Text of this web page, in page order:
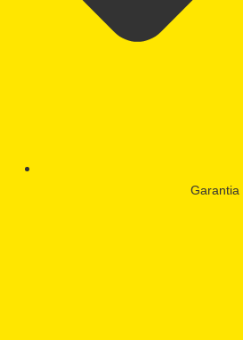
Garantia